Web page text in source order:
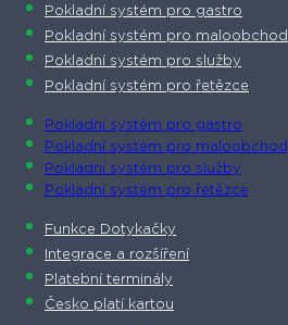
Pokladní systém pro gastro
Pokladní systém pro maloobchod
Pokladní systém pro služby
Pokladní systém pro řetězce
Pokladní systém pro gastro
Pokladní systém pro maloobchod
Pokladní systém pro služby
Pokladní systém pro řetězce
Funkce Dotykačky
Integrace a rozšíření
Platební terminály
Česko platí kartou